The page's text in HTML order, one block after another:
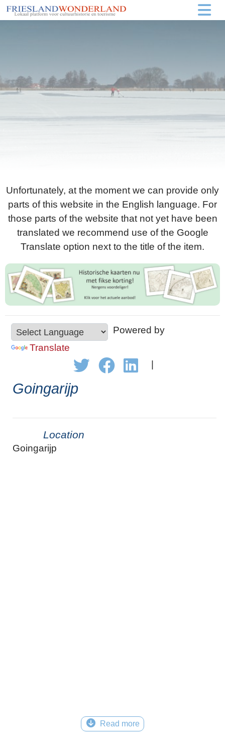
Unfortunately, at the moment we can provide only
parts of this website in the English language. For
those parts of the website that not yet have been
translated we recommend use of the Google
Translate option next to the title of the item.
Powered by
Translate
Goingarijp
Location
Goingarijp
Read more